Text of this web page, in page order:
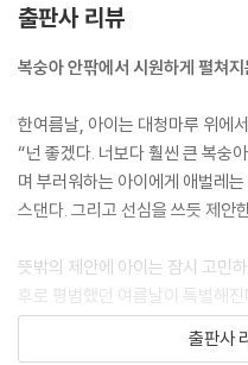
출판사 리뷰
복숭아 안팎에서 시원하게 펼쳐
한여름날, 아이는 대청마루 위에
“넌 좋겠다. 너보다 훨씬 큰 복숭
며 부러워하는 아이에게 애벌레
스댄다. 그리고 선심을 쓰듯 제안
뜻밖의 제안에 아이는 잠시 고민
후로 평범했던 여름날이 특별해
을 내고, 복숭아를 실컷 먹으며 ‘
르내리며 거침없이 논다. 한편,
출판사